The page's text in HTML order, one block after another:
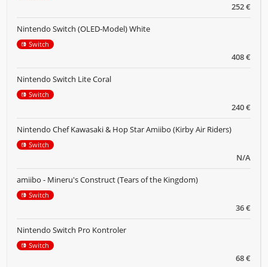
252 €
408 €
Nintendo Switch (OLED-Model) White
Switch
240 €
Nintendo Switch Lite Coral
Switch
N/A
Nintendo Chef Kawasaki & Hop Star Amiibo (Kirby Air Riders)
Switch
36 €
amiibo - Mineru's Construct (Tears of the Kingdom)
Switch
68 €
Nintendo Switch Pro Kontroler
Switch